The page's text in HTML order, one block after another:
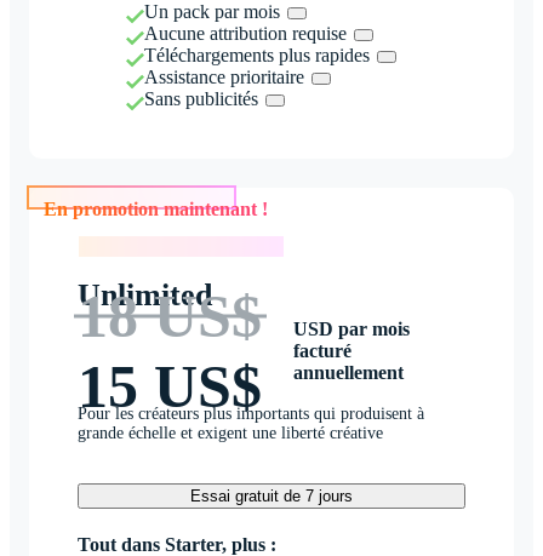
Un pack par mois
Aucune attribution requise
Téléchargements plus rapides
Assistance prioritaire
Sans publicités
En promotion maintenant !
Unlimited
18 US$
15 US$
USD par mois
facturé
annuellement
Pour les créateurs plus importants qui produisent à
grande échelle et exigent une liberté créative
Essai gratuit de 7 jours
Tout dans Starter, plus :